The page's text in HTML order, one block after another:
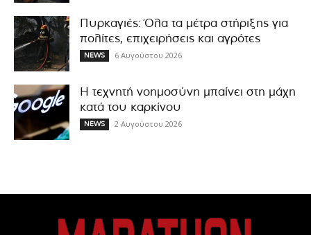
Πυρκαγιές: Όλα τα μέτρα στήριξης για
πολίτες, επιχειρήσεις και αγρότες
NEWS 6 Αυγούστου 2026
Η τεχνητή νοημοσύνη μπαίνει στη μάχη
κατά του καρκίνου
NEWS 2 Αυγούστου 2026